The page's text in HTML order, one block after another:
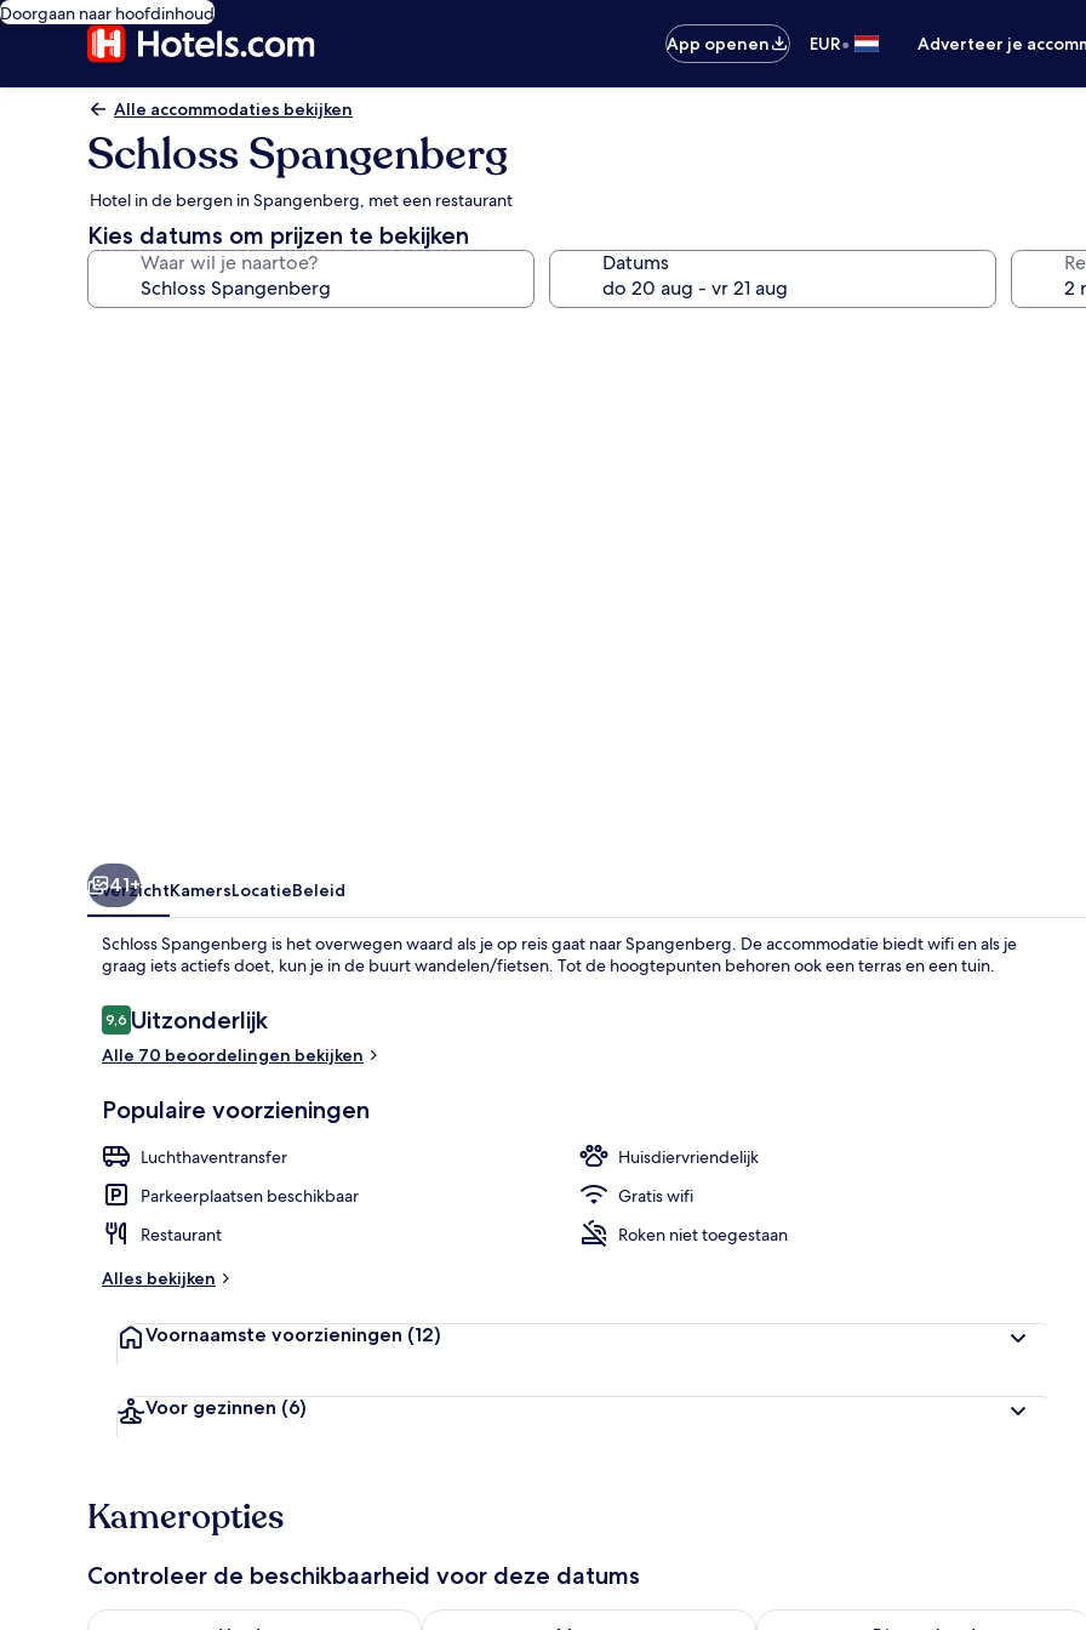
Doorgaan naar hoofdinhoud
App openen
EUR• Adverteer je
Alle accommodaties bekijken
Schloss Spangenberg
Hotel in de bergen in Spangenberg, met een restaurant
Kies datums om prijzen te bekijken
Waar wil je naartoe? Datums
Details aan de buitenkant
41+
OverzichtKamersLocatieBeleid
Schloss Spangenberg is het overwegen waard als je op reis gaat naar Spangenberg. De accommodatie biedt wifi en als je
graag iets actiefs doet, kun je in de buurt wandelen/fietsen. Tot de hoogtepunten behoren ook een terras en een tuin.
Beoordelingen
9,69,6 op 10 –
Uitzonderlijk
Alle 70 beoordelingen bekijken
Populaire voorzieningen
Luchthaventransfer
Huisdiervriendelijk
Parkeerplaatsen beschikbaar
Gratis wifi
Restaurant
Roken niet toegestaan
Alles bekijken
Voornaamste voorzieningen (12)
Voor gezinnen (6)
Kameropties
Controleer de beschikbaarheid voor deze datums
De beschikbaarheid controleren voor vanavond aug 6 - aug 7De beschikbaarheid controleren voor morgen aug 7 - aug 8
De beschikbaarheid controleren voor